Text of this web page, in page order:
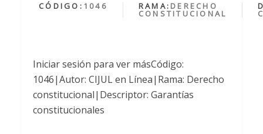
CÓDIGO: 1046 RAMA: DERECHO
CONSTITUCIONAL
Iniciar sesión para ver másCódigo:
1046|Autor: CIJUL en Línea|Rama: Derecho
constitucional|Descriptor: Garantías
constitucionales